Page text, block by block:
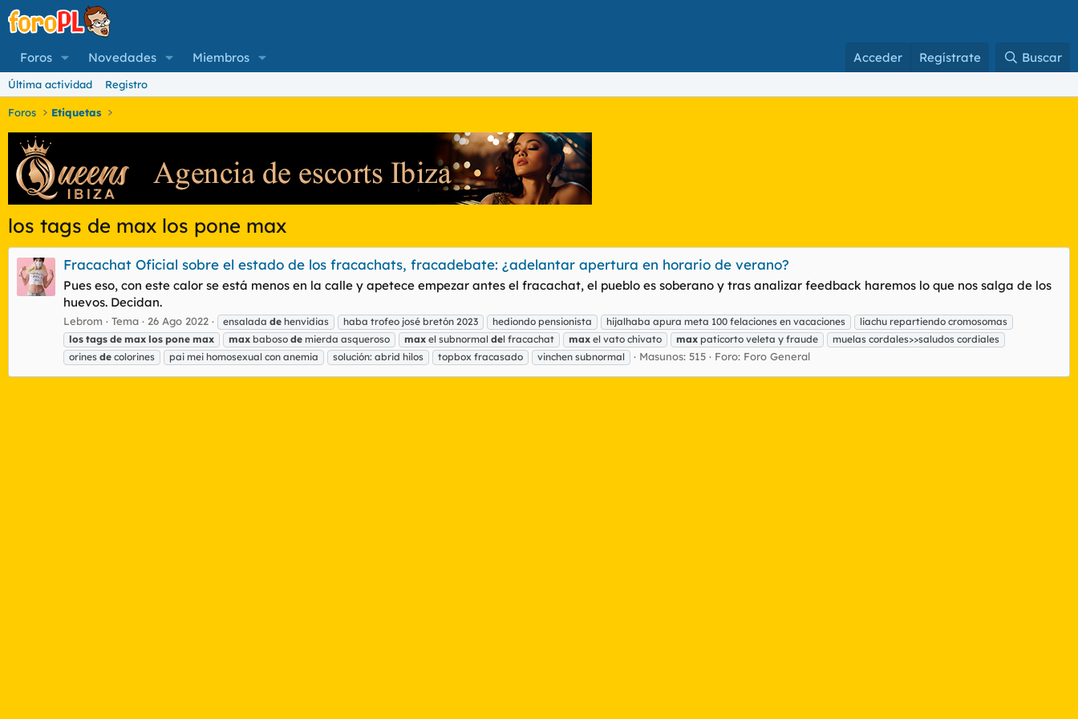
Foros Novedades Miembros Acceder Regístrate Buscar
Última actividad Registro
Foros Etiquetas
los tags de max los pone max
Fracachat Oficial sobre el estado de los fracachats, fracadebate: ¿adelantar apertura en horario de verano?
Pues eso, con este calor se está menos en la calle y apetece empezar antes el fracachat, el pueblo es soberano y tras analizar feedback haremos lo que nos salga de los
huevos. Decidan.
Lebrom Tema 26 Ago 2022 ensalada de henvidias haba trofeo josé bretón 2023 hediondo pensionista hijalhaba apura meta 100 felaciones en vacaciones
liachu repartiendo cromosomas
los tags de max los pone max max baboso de mierda asqueroso max el subnormal del fracachat max el vato chivato max paticorto veleta y fraude
muelas cordales>>saludos cordiales
orines de colorines pai mei homosexual con anemia solución: abrid hilos topbox fracasado vinchen subnormal Masunos: 515 Foro: Foro General